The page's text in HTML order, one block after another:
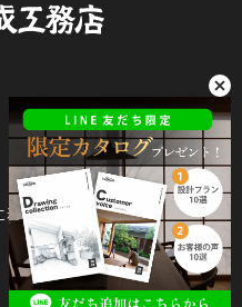
店. All Rights Reserved.